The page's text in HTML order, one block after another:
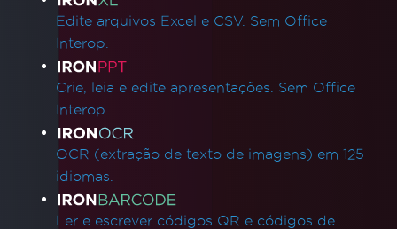
Edite arquivos Excel e CSV. Sem Office
Interop.
Crie, leia e edite apresentações. Sem Office
Interop.
OCR (extração de texto de imagens) em 125
idiomas.
Ler e escrever códigos QR e códigos de